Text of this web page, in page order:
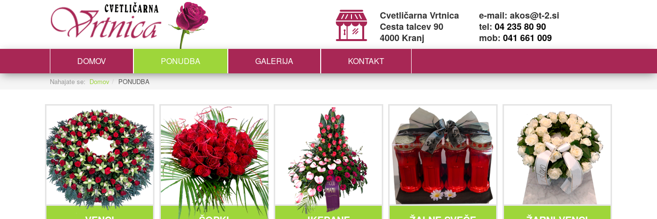
Cvetličarna Vrtnica
Cesta talcev 90
4000 Kranj
e-mail: akos@t-2.si
tel: 04 235 80 90
mob: 041 661 009
DOMOV PONUDBA GALERIJA KONTAKT
Nahajate se: Domov PONUDBA